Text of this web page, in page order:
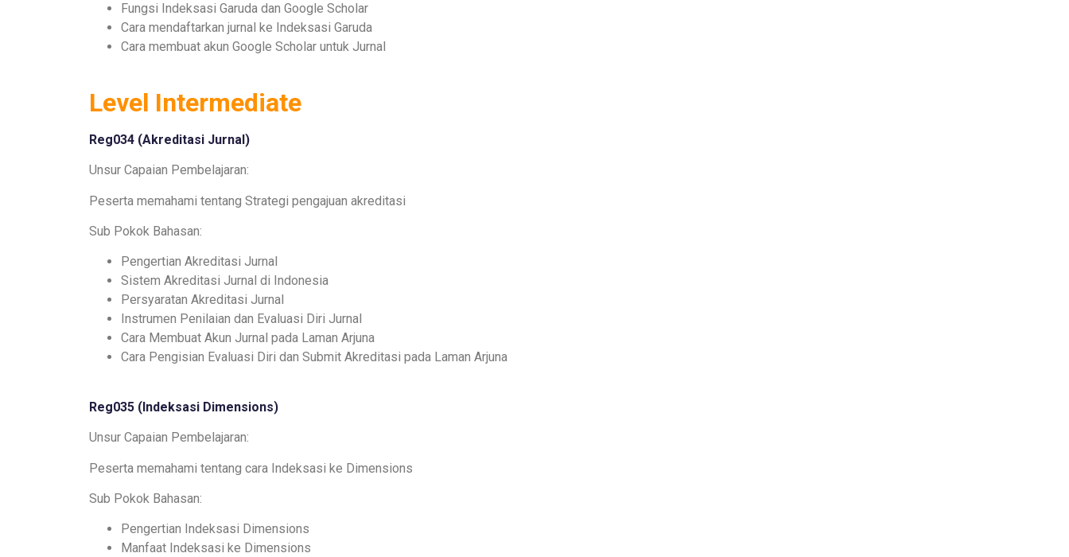
Fungsi Indeksasi Garuda dan Google Scholar
Cara mendaftarkan jurnal ke Indeksasi Garuda
Cara membuat akun Google Scholar untuk Jurnal
Level Intermediate
Reg034 (Akreditasi Jurnal)
Unsur Capaian Pembelajaran:
Peserta memahami tentang Strategi pengajuan akreditasi
Sub Pokok Bahasan:
Pengertian Akreditasi Jurnal
Sistem Akreditasi Jurnal di Indonesia
Persyaratan Akreditasi Jurnal
Instrumen Penilaian dan Evaluasi Diri Jurnal
Cara Membuat Akun Jurnal pada Laman Arjuna
Cara Pengisian Evaluasi Diri dan Submit Akreditasi pada Laman Arjuna
Reg035 (Indeksasi Dimensions)
Unsur Capaian Pembelajaran:
Peserta memahami tentang cara Indeksasi ke Dimensions
Sub Pokok Bahasan:
Pengertian Indeksasi Dimensions
Manfaat Indeksasi ke Dimensions